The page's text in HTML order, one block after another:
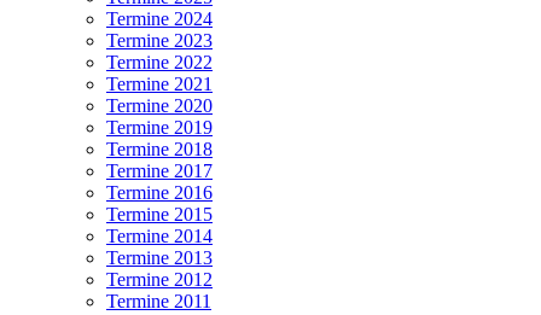
Termine 2024
Termine 2023
Termine 2022
Termine 2021
Termine 2020
Termine 2019
Termine 2018
Termine 2017
Termine 2016
Termine 2015
Termine 2014
Termine 2013
Termine 2012
Termine 2011